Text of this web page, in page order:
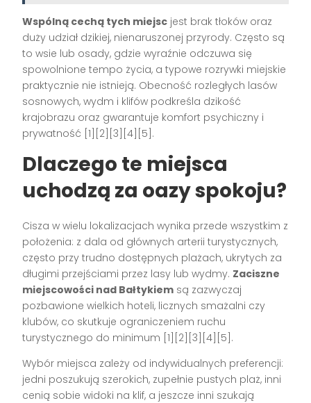
Wspólną cechą tych miejsc jest brak tłoków oraz
duży udział dzikiej, nienaruszonej przyrody. Często są
to wsie lub osady, gdzie wyraźnie odczuwa się
spowolnione tempo życia, a typowe rozrywki miejskie
praktycznie nie istnieją. Obecność rozległych lasów
sosnowych, wydm i klifów podkreśla dzikość
krajobrazu oraz gwarantuje komfort psychiczny i
prywatność [1][2][3][4][5].
Dlaczego te miejsca
uchodzą za oazy spokoju?
Cisza w wielu lokalizacjach wynika przede wszystkim z
położenia: z dala od głównych arterii turystycznych,
często przy trudno dostępnych plażach, ukrytych za
długimi przejściami przez lasy lub wydmy. Zaciszne
miejscowości nad Bałtykiem są zazwyczaj
pozbawione wielkich hoteli, licznych smażalni czy
klubów, co skutkuje ograniczeniem ruchu
turystycznego do minimum [1][2][3][4][5].
Wybór miejsca zależy od indywidualnych preferencji:
jedni poszukują szerokich, zupełnie pustych plaż, inni
cenią sobie widoki na klif, a jeszcze inni szukają